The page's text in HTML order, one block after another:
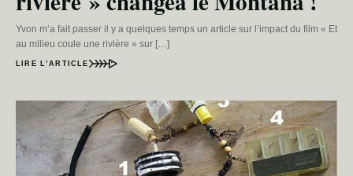
Yvon m’a fait passer il y a quelques temps un article sur l’impact du film « Et
au milieu coule une rivière » sur […]
LIRE L’ARTICLE